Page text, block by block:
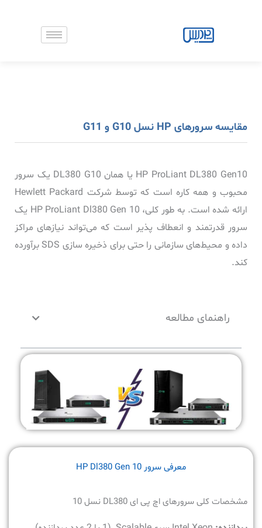
مقایسه سرورهای HP نسل G10 و G11
HP ProLiant DL380 Gen10 یا همان DL380 G10 یک سرور
محبوب و همه کاره است که توسط شرکت Hewlett Packard
ارائه شده است. به طور کلی، HP ProLiant Dl380 Gen 10 یک
سرور قدرتمند و انعطاف پذیر است که می‌تواند نیازهای مراکز
داده و محیط‌های سازمانی را حتی برای ذخیره سازی SDS برآورده
کند.
راهنمای مطالعه
معرفی سرور HP Dl380 Gen 10
مشخصات کلی سرورهای اچ پی ای DL380 نسل 10